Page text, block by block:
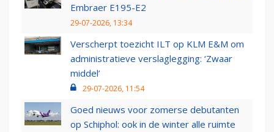
Embraer E195-E2
29-07-2026, 13:34
Verscherpt toezicht ILT op KLM E&M om
administratieve verslaglegging: ‘Zwaar
middel’
29-07-2026, 11:54
Goed nieuws voor zomerse debutanten
op Schiphol: ook in de winter alle ruimte